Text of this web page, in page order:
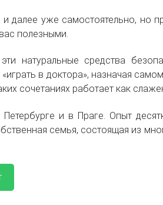
далее уже самостоятельно, но
полезными.
натуральные средства
в доктора», назначая
сочетаниях работает как
и в Праге. Опыт
семья, состоящая из